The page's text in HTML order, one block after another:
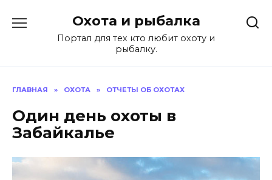
содержанию
Охота и рыбалка
Портал для тех кто любит охоту и
рыбалку.
ГЛАВНАЯ » ОХОТА » ОТЧЕТЫ ОБ ОХОТАХ
Один день охоты в
Забайкалье